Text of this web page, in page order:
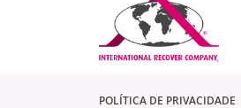
POLÍTICA DE PRIVACIDADE